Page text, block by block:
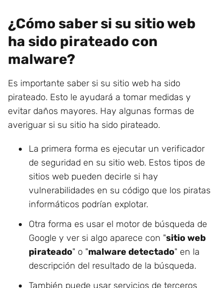
¿Cómo saber si su sitio web
ha sido pirateado con
malware?
Es importante saber si su sitio web ha sido
pirateado. Esto le ayudará a tomar medidas y
evitar daños mayores. Hay algunas formas de
averiguar si su sitio ha sido pirateado.
La primera forma es ejecutar un verificador
de seguridad en su sitio web. Estos tipos de
sitios web pueden decirle si hay
vulnerabilidades en su código que los piratas
informáticos podrían explotar.
Otra forma es usar el motor de búsqueda de
Google y ver si algo aparece con "sitio web
pirateado" o "malware detectado" en la
descripción del resultado de la búsqueda.
También puede usar servicios de terceros